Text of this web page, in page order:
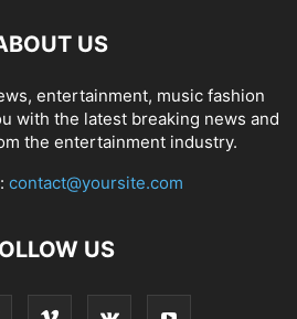
US
entertainment, music fashion
with the latest breaking news and
the entertainment industry.
contact@yoursite.com
US